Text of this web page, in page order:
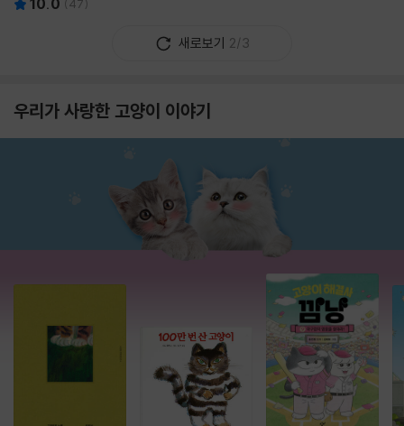
10.0 (47)
새로보기 2/3
우리가 사랑한 고양이 이야기